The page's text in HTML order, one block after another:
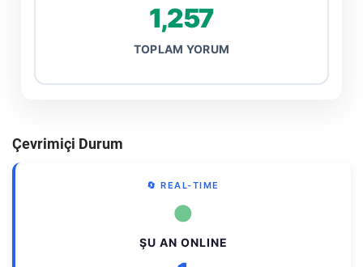
1,257
TOPLAM YORUM
Çevrimiçi Durum
🔄 REAL-TIME
●
ŞU AN ONLINE